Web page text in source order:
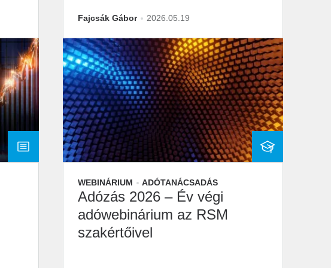
Fajcsák Gábor 2026.05.19
WEBINÁRIUM ADÓTANÁCSADÁS
Adózás 2026 – Év végi
adówebinárium az RSM
szakértőivel